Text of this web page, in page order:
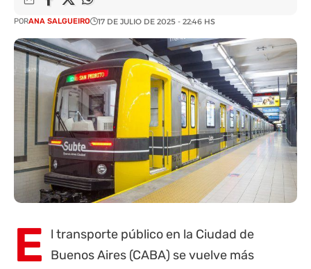
PORANA SALGUEIRO 17 DE JULIO DE 2025 - 22:46 HS
E
l transporte público en la Ciudad de
Buenos Aires (CABA) se vuelve más